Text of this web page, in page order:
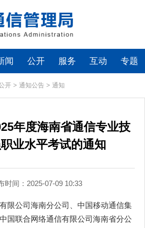
闻 公开 服务 互动 专题
开 > 通知公告 > 通知
年度海南省通信专业技
业水平考试的通知
时间：2025-07-09 10:33
限公司海南分公司、中国移动通信集
国联合网络通信有限公司海南省分公